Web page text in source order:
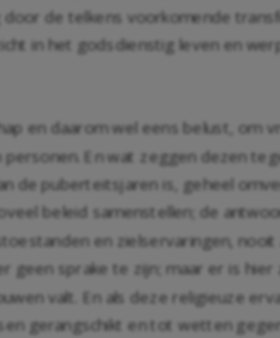
de telkens voorkomende
in het godsdienstig leven en
en daarom wel eens belust,
En wat zeggen dezen
de puberteitsjaren is, geheel
beleid samenstellen; de
en zielservaringen,
sprake te zijn; maar er is
valt. En als deze religieuze
gerangschikt en tot wetten